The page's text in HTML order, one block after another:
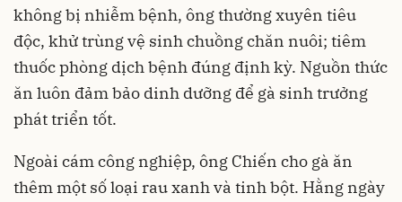
không bị nhiễm bệnh, ông thường xuyên tiêu
độc, khử trùng vệ sinh chuồng chăn nuôi; tiêm
thuốc phòng dịch bệnh đúng định kỳ. Nguồn thức
ăn luôn đảm bảo dinh dưỡng để gà sinh trưởng
phát triển tốt.
Ngoài cám công nghiệp, ông Chiến cho gà ăn
thêm một số loại rau xanh và tinh bột. Hằng ngày